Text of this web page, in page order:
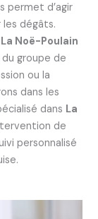
permet d’agir
dégâts.
La Noë-Poulain
groupe de
ou la
dans les
dans La
de
personnalisé